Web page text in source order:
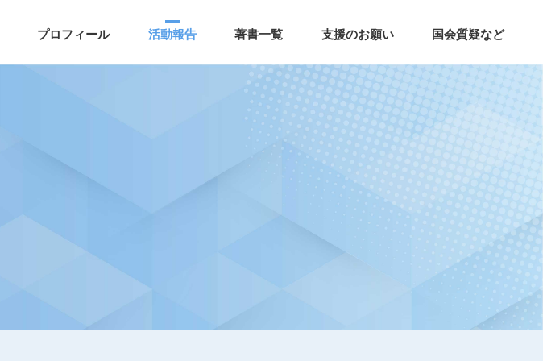
プロフィール 活動報告 著書一覧 支援のお願い 国会質疑など